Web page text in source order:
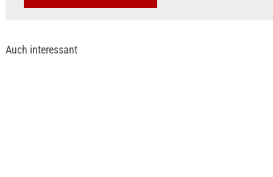
Auch interessant